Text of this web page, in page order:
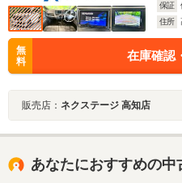
保証
住所
無
料
在庫確認
販売店： ネクステージ 高知店
あなたにおすすめの中